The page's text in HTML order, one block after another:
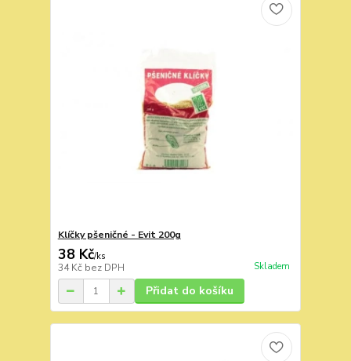
Klíčky pšeničné - Evit 200g
38 Kč/ks
34 Kč bez DPH Skladem
Přidat do košíku